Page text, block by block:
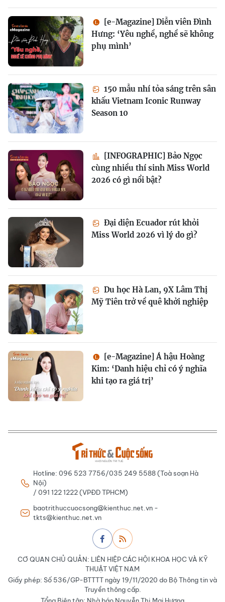
[e-Magazine] Diễn viên Đình
Hưng: ‘Yêu nghề, nghề sẽ không
phụ mình’
150 mẫu nhí tỏa sáng trên sân
khấu Vietnam Iconic Runway
Season 10
[INFOGRAPHIC] Bảo Ngọc
cùng nhiều thí sinh Miss World
2026 có gì nổi bật?
Đại diện Ecuador rút khỏi
Miss World 2026 vì lý do gì?
Du học Hà Lan, 9X Lâm Thị
Mỹ Tiên trở về quê khởi nghiệp
[e-Magazine] Á hậu Hoàng
Kim: ‘Danh hiệu chỉ có ý nghĩa
khi tạo ra giá trị’
Hotline: 096 523 7756/035 249 5588 (Toà soạn Hà
Nội)
/ 091 122 1222 (VPĐD TPHCM)
baotrithuccuocsong@kienthuc.net.vn -
tkts@kienthuc.net.vn
CƠ QUAN CHỦ QUẢN: LIÊN HIỆP CÁC HỘI KHOA HỌC VÀ KỸ
THUẬT VIỆT NAM
Giấy phép: Số 536/GP-BTTTT ngày 19/11/2020 do Bộ Thông tin và
Truyền thông cấp.